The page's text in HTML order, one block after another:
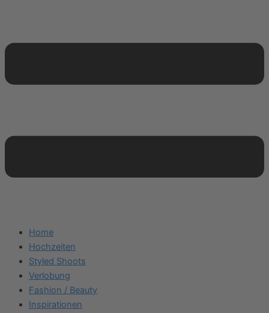
Home
Hochzeiten
Styled Shoots
Verlobung
Fashion / Beauty
Inspirationen